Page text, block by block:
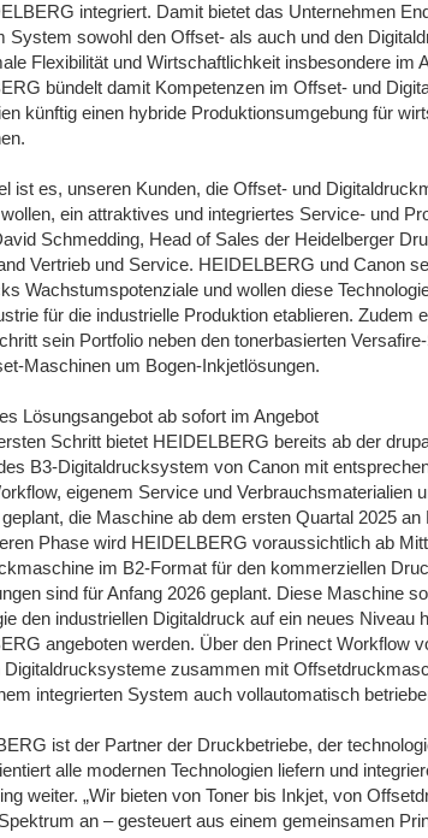
integriert. Damit bietet das Unternehmen
System sowohl den Offset- als auch und den
Flexibilität und Wirtschaftlichkeit insbesondere im
bündelt damit Kompetenzen im Offset- und
künftig einen hybride Produktionsumgebung für
ist es, unseren Kunden, die Offset- und
ein attraktives und integriertes Service- und
Schmedding, Head of Sales der Heidelberger
Vertrieb und Service. HEIDELBERG und Canon
Wachstumspotenziale und wollen diese
für die industrielle Produktion etablieren. Zudem
sein Portfolio neben den tonerbasierten
Maschinen um Bogen-Inkjetlösungen.
Lösungsangebot ab sofort im Angebot
Schritt bietet HEIDELBERG bereits ab der
B3-Digitaldrucksystem von Canon mit
eigenem Service und Verbrauchsmaterialien
die Maschine ab dem ersten Quartal 2025 an
Phase wird HEIDELBERG voraussichtlich ab
im B2-Format für den kommerziellen
sind für Anfang 2026 geplant. Diese Maschine
den industriellen Digitaldruck auf ein neues Niveau
angeboten werden. Über den Prinect Workflow
Digitaldrucksysteme zusammen mit
integrierten System auch vollautomatisch
ist der Partner der Druckbetriebe, der
alle modernen Technologien liefern und
weiter. „Wir bieten von Toner bis Inkjet, von
an – gesteuert aus einem gemeinsamen